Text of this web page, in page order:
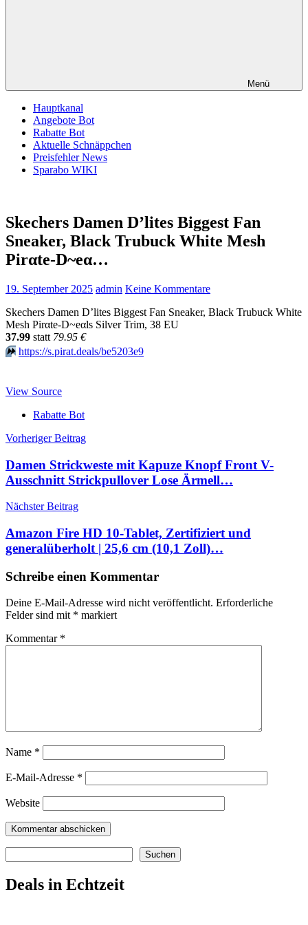
Menü
Hauptkanal
Angebote Bot
Rabatte Bot
Aktuelle Schnäppchen
Preisfehler News
Sparabo WIKI
Skechers Damen D’lites Biggest Fan
Sneaker, Black Trubuck White Mesh
Pirαtе-D~еα…
19. September 2025 admin Keine Kommentare
Skechers Damen D’lites Biggest Fan Sneaker, Black Trubuck White
Mesh Pirαtе-D~еαls Silver Trim, 38 EU
37.99 statt 79.95 €
⏩️ https://s.pirat.deals/be5203e9
View Source
Rabatte Bot
Beitragsnavigation
Vorheriger Beitrag
Damen Strickweste mit Kapuze Knopf Front V-
Ausschnitt Strickpullover Lose Ärmell…
Nächster Beitrag
Amazon Fire HD 10-Tablet, Zertifiziert und
generalüberholt | 25,6 cm (10,1 Zoll)…
Schreibe einen Kommentar
Deine E-Mail-Adresse wird nicht veröffentlicht. Erforderliche
Felder sind mit * markiert
Kommentar *
Name *
E-Mail-Adresse *
Website
Suchen
Deals in Echtzeit